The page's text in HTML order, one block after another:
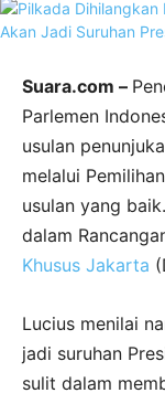
Suara.com –
Parlemen
usulan
melalui
usulan yang
dalam
Khusus Jakarta
Lucius menilai
jadi suruhan
sulit dalam